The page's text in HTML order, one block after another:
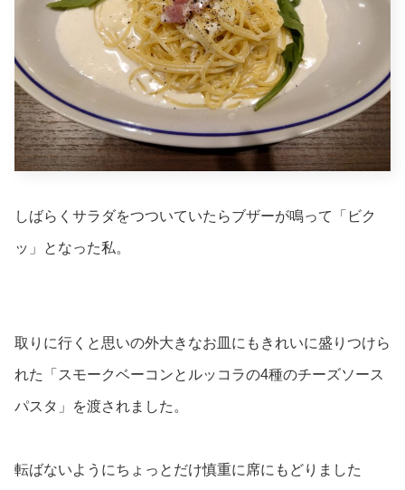
しばらくサラダをつついていたらブザーが鳴って「ビク
ッ」となった私。
取りに行くと思いの外大きなお皿にもきれいに盛りつけら
れた「スモークベーコンとルッコラの4種のチーズソース
パスタ」を渡されました。
転ばないようにちょっとだけ慎重に席にもどりました